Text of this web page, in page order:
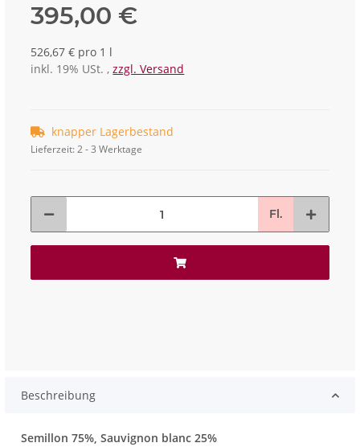
395,00 €
526,67 € pro 1 l
inkl. 19% USt. ,zzgl. Versand
knapper Lagerbestand
Lieferzeit:2 - 3 Werktage
Fl.
Beschreibung
Semillon 75%, Sauvignon blanc 25%